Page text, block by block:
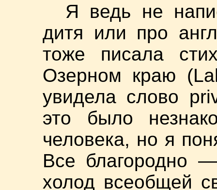
Я ведь не
дитя или про
тоже писала
Озерном краю
увидела слово
это было
человека, но я
Все благородно
холод всеобщей